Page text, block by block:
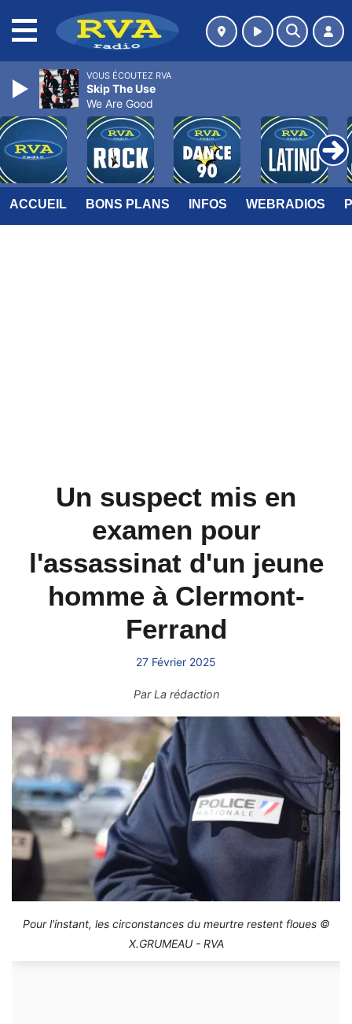
ACCUEIL BONS PLANS INFOS WEBRADIOS
Un suspect mis en
examen pour
l'assassinat d'un jeune
homme à Clermont-
Ferrand
27 Février 2025
ParLa rédaction
Pour l'instant, les circonstances du meurtre restent floues ©
X.GRUMEAU - RVA
VOUS ÉCOUTEZ RVA
Skip The Use
We Are Good